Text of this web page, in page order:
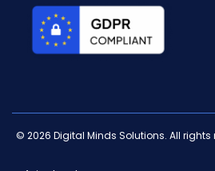
© 2026 Digital Minds Solutions. All rights